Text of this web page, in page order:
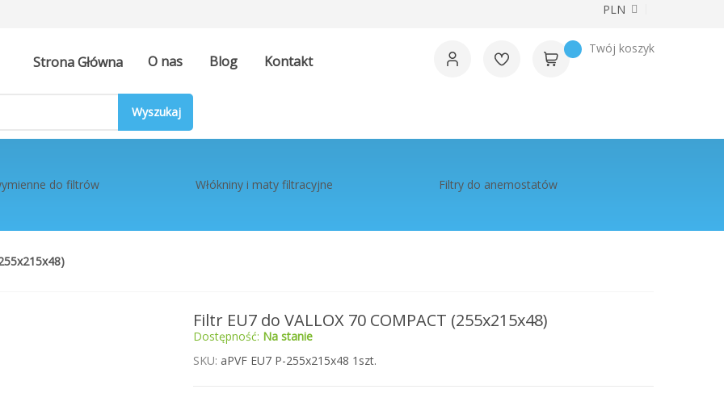
Waluta
PLN
Strona Główna O nas Blog Kontakt
Twój koszyk
do filtrów Włókniny i maty filtracyjne Filtry do anemostatów
Filtr EU7 do VALLOX 70 COMPACT (255x215x48)
Dostępność: Na stanie
SKU aPVF EU7 P-255x215x48 1szt.